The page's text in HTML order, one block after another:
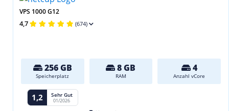
VPS 1000 G12
4,7 (674)
256 GB
Speicherplatz
8 GB
RAM
4
Anzahl vCore
1,2 Sehr Gut
01/2026